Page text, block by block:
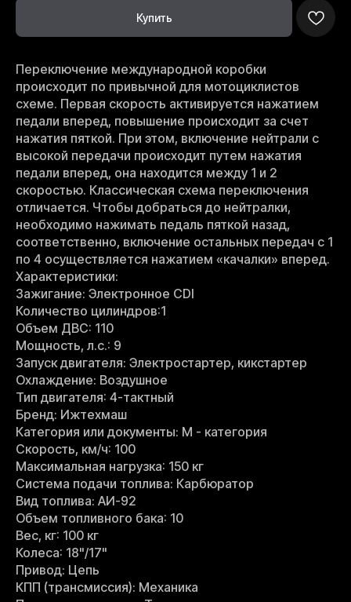
Купить
Переключение международной коробки
происходит по привычной для мотоциклистов
схеме. Первая скорость активируется нажатием
педали вперед, повышение происходит за счет
нажатия пяткой. При этом, включение нейтрали с
высокой передачи происходит путем нажатия
педали вперед, она находится между 1 и 2
скоростью. Классическая схема переключения
отличается. Чтобы добраться до нейтралки,
необходимо нажимать педаль пяткой назад,
соответственно, включение остальных передач с 1
по 4 осуществляется нажатием «качалки» вперед.
Характеристики:
Зажигание: Электронное CDI
Количество цилиндров:1
Объем ДВС: 110
Мощность, л.с.: 9
Запуск двигателя: Электростартер, кикстартер
Охлаждение: Воздушное
Тип двигателя: 4-тактный
Бренд: Ижтехмаш
Категория или документы: М - категория
Скорость, км/ч: 100
Максимальная нагрузка: 150 кг
Система подачи топлива: Карбюратор
Вид топлива: АИ-92
Объем топливного бака: 10
Вес, кг: 100 кг
Колеса: 18"/17"
Привод: Цепь
КПП (трансмиссия): Механика